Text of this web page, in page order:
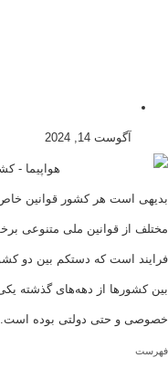
هر کشور قوانین خاص خود را
قوانین ملی متنوعی برخوردار
که دستکم بین دو کشور
از دهه‌های گذشته یکی از
حتی دولتی بوده است.